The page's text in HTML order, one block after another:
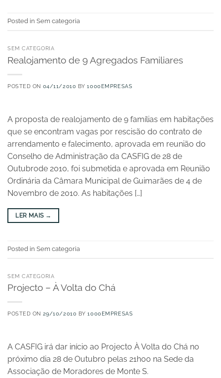
Posted in Sem categoria
SEM CATEGORIA
Realojamento de 9 Agregados Familiares
POSTED ON 04/11/2010 BY1000EMPRESAS
A proposta de realojamento de 9 famílias em habitações
que se encontram vagas por rescisão do contrato de
arrendamento e falecimento, aprovada em reunião do
Conselho de Administração da CASFIG de 28 de
Outubrode 2010, foi submetida e aprovada em Reunião
Ordinária da Câmara Municipal de Guimarães de 4 de
Novembro de 2010. As habitações […]
LER MAIS →
Posted in Sem categoria
SEM CATEGORIA
Projecto – À Volta do Chá
POSTED ON 29/10/2010 BY1000EMPRESAS
A CASFIG irá dar início ao Projecto À Volta do Chá no
próximo dia 28 de Outubro pelas 21h00 na Sede da
Associação de Moradores de Monte S.